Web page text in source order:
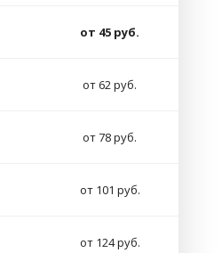
от 45 руб.
от 62 руб.
от 78 руб.
от 101 руб.
от 124 руб.